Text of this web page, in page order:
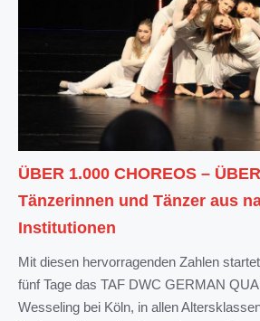
ÜBER 1.000 CHOREOS –
Tänzerinnen und Tänzer aus
Institutionen
Mit diesen hervorragenden Zahlen
fünf Tage das TAF DWC GERMAN
Wesseling bei Köln, in allen